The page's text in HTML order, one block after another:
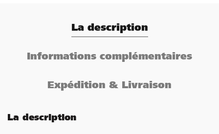
La description
Informations complémentaires
Expédition & Livraison
La description